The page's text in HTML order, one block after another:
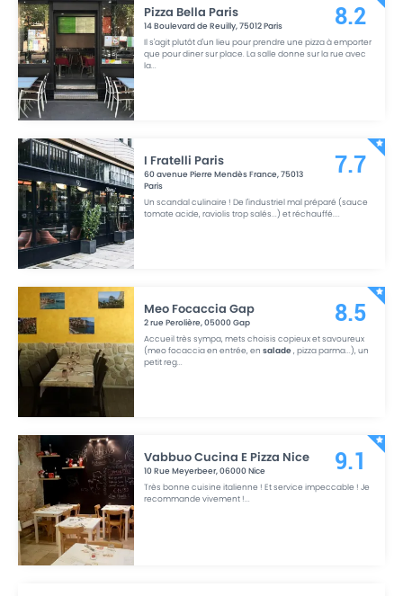
Pizza Bella Paris
14 Boulevard de Reuilly,75012Paris
Il s'agit plutôt d'un lieu pour prendre une pizza à emporter
que pour diner sur place. La salle donne sur la rue avec
la...
8.2
I Fratelli Paris
60 avenue Pierre Mendès France,75013
Paris
Un scandal culinaire ! De l'industriel mal préparé (sauce
tomate acide, raviolis trop salés...) et réchauffé....
7.7
Meo Focaccia Gap
2 rue Perolière,05000Gap
Accueil très sympa, mets choisis copieux et savoureux
(meo focaccia en entrée, ensalade, pizza parma...), un
petit reg...
8.5
Vabbuo Cucina E Pizza Nice
10 Rue Meyerbeer,06000Nice
Très bonne cuisine italienne ! Et service impeccable ! Je
recommande vivement !...
9.1